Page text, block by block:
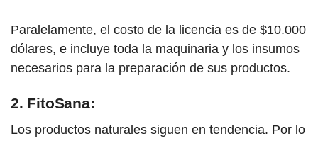
Paralelamente, el costo de la licencia es de $10.000
dólares, e incluye toda la maquinaria y los insumos
necesarios para la preparación de sus productos.
2. FitoSana:
Los productos naturales siguen en tendencia. Por lo